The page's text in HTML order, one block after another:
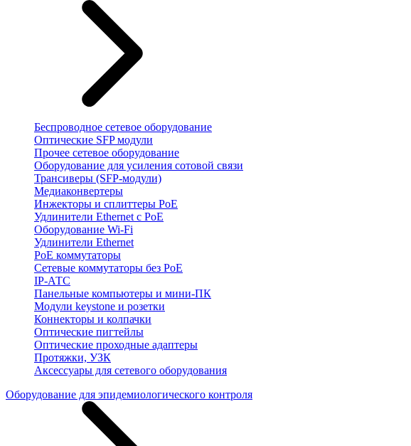
Беспроводное сетевое оборудование
Оптические SFP модули
Прочее сетевое оборудование
Оборудование для усиления сотовой связи
Трансиверы (SFP-модули)
Медиаконвертеры
Инжекторы и сплиттеры PoE
Удлинители Ethernet с PoE
Оборудование Wi-Fi
Удлинители Ethernet
PoE коммутаторы
Сетевые коммутаторы без PoE
IP-АТС
Панельные компьютеры и мини-ПК
Модули keystone и розетки
Коннекторы и колпачки
Оптические пигтейлы
Оптические проходные адаптеры
Протяжки, УЗК
Аксессуары для сетевого оборудования
Оборудование для эпидемиологического контроля